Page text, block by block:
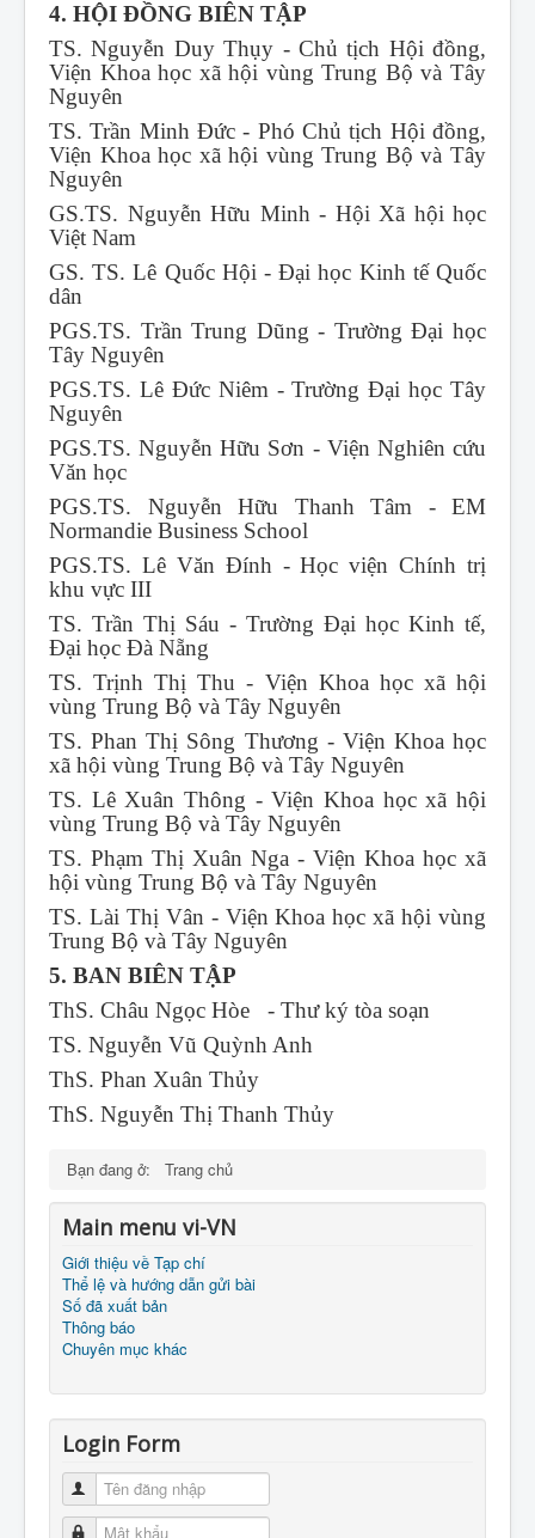
4. HỘI ĐỒNG BIÊN TẬP
TS. Nguyễn Duy Thụy - Chủ tịch Hội đồng,
Viện Khoa học xã hội vùng Trung Bộ và Tây
Nguyên
TS. Trần Minh Đức - Phó Chủ tịch Hội đồng,
Viện Khoa học xã hội vùng Trung Bộ và Tây
Nguyên
GS.TS. Nguyễn Hữu Minh - Hội Xã hội học
Việt Nam
GS. TS. Lê Quốc Hội - Đại học Kinh tế Quốc
dân
PGS.TS. Trần Trung Dũng - Trường Đại học
Tây Nguyên
PGS.TS. Lê Đức Niêm - Trường Đại học Tây
Nguyên
PGS.TS. Nguyễn Hữu Sơn - Viện Nghiên cứu
Văn học
PGS.TS. Nguyễn Hữu Thanh Tâm - EM
Normandie Business School
PGS.TS. Lê Văn Đính - Học viện Chính trị
khu vực III
TS. Trần Thị Sáu - Trường Đại học Kinh tế,
Đại học Đà Nẵng
TS. Trịnh Thị Thu - Viện Khoa học xã hội
vùng Trung Bộ và Tây Nguyên
TS. Phan Thị Sông Thương - Viện Khoa học
xã hội vùng Trung Bộ và Tây Nguyên
TS. Lê Xuân Thông - Viện Khoa học xã hội
vùng Trung Bộ và Tây Nguyên
TS. Phạm Thị Xuân Nga - Viện Khoa học xã
hội vùng Trung Bộ và Tây Nguyên
TS. Lài Thị Vân - Viện Khoa học xã hội vùng
Trung Bộ và Tây Nguyên
5. BAN BIÊN TẬP
ThS. Châu Ngọc Hòe - Thư ký tòa soạn
TS. Nguyễn Vũ Quỳnh Anh
ThS. Phan Xuân Thủy
ThS. Nguyễn Thị Thanh Thủy
Bạn đang ở: Trang chủ
Main menu vi-VN
Giới thiệu về Tạp chí
Thể lệ và hướng dẫn gửi bài
Số đã xuất bản
Thông báo
Chuyên mục khác
Login Form
Tên đăng nhập
Mật khẩu